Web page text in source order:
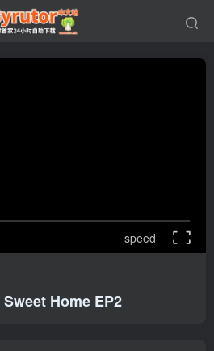
speed
Home EP2